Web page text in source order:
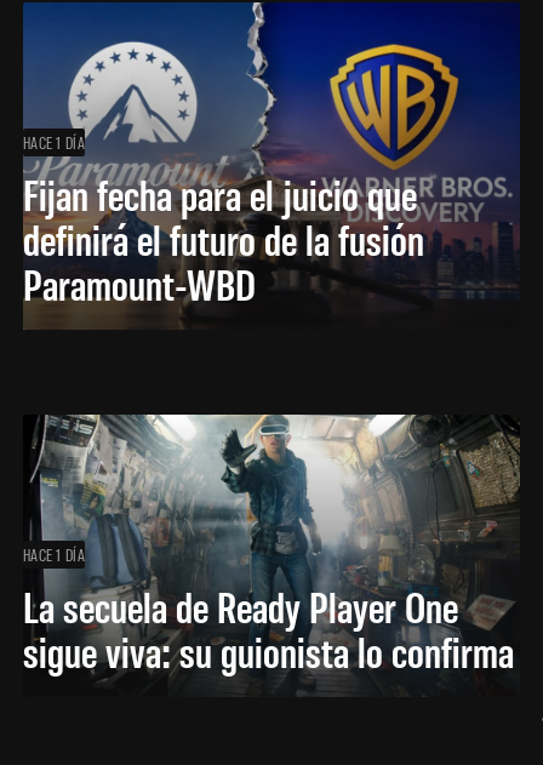
HACE 1 DÍA
Fijan fecha para el juicio que
definirá el futuro de la fusión
Paramount-WBD
HACE 1 DÍA
La secuela de Ready Player One
sigue viva: su guionista lo confirma